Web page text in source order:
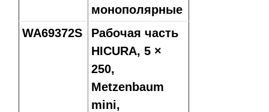
монополярные
WA69372S
Рабочая часть
HICURA, 5 ×
250,
Metzenbaum
mini,